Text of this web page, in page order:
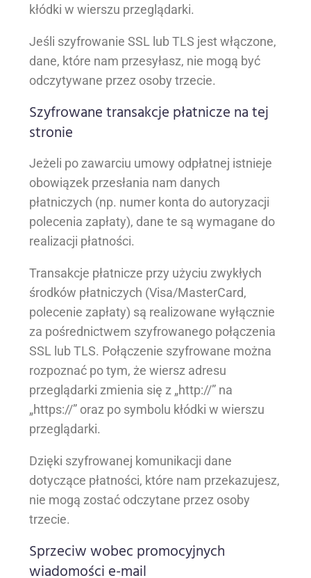
kłódki w wierszu przeglądarki.
Jeśli szyfrowanie SSL lub TLS jest włączone,
dane, które nam przesyłasz, nie mogą być
odczytywane przez osoby trzecie.
Szyfrowane transakcje płatnicze na tej
stronie
Jeżeli po zawarciu umowy odpłatnej istnieje
obowiązek przesłania nam danych
płatniczych (np. numer konta do autoryzacji
polecenia zapłaty), dane te są wymagane do
realizacji płatności.
Transakcje płatnicze przy użyciu zwykłych
środków płatniczych (Visa/MasterCard,
polecenie zapłaty) są realizowane wyłącznie
za pośrednictwem szyfrowanego połączenia
SSL lub TLS. Połączenie szyfrowane można
rozpoznać po tym, że wiersz adresu
przeglądarki zmienia się z „http://” na
„https://” oraz po symbolu kłódki w wierszu
przeglądarki.
Dzięki szyfrowanej komunikacji dane
dotyczące płatności, które nam przekazujesz,
nie mogą zostać odczytane przez osoby
trzecie.
Sprzeciw wobec promocyjnych
wiadomości e-mail